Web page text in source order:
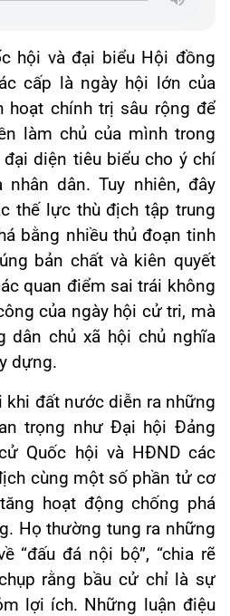
hội và đại biểu Hội đồng
cấp là ngày hội lớn của
hoạt chính trị sâu rộng để
làm chủ của mình trong
diện tiêu biểu cho ý chí
nhân dân. Tuy nhiên, đây
thế lực thù địch tập trung
bằng nhiều thủ đoạn tinh
bản chất và kiên quyết
quan điểm sai trái không
của ngày hội cử tri, mà
dân chủ xã hội chủ nghĩa
dựng.
khi đất nước diễn ra những
trọng như Đại hội Đảng
Quốc hội và HĐND các
cùng một số phần tử cơ
hoạt động chống phá
Họ thường tung ra những
“đấu đá nội bộ”, “chia rẽ
rằng bầu cử chỉ là sự
lợi ích. Những luận điệu